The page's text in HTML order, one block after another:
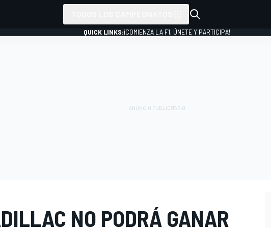
QUICK LINKS:¡COMIENZA LA F1, ÚNETE Y PARTICIPA!
NO PODRÁ GANAR